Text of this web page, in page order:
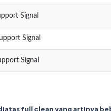
Signal
Signal
Signal
full clean yang artinya